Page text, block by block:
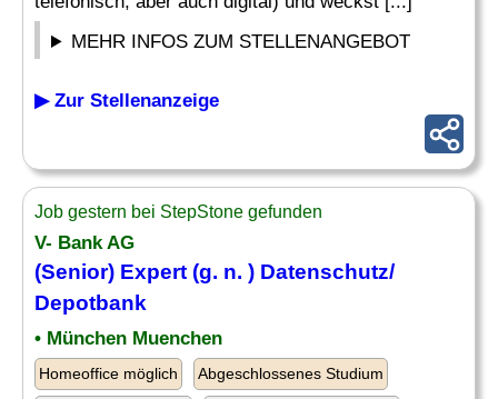
MEHR INFOS ZUM STELLENANGEBOT
▶ Zur Stellenanzeige
Job gestern bei StepStone gefunden
V- Bank AG
(Senior) Expert (g. n. ) Datenschutz/
Depotbank
• München Muenchen
Homeoffice möglich Abgeschlossenes Studium